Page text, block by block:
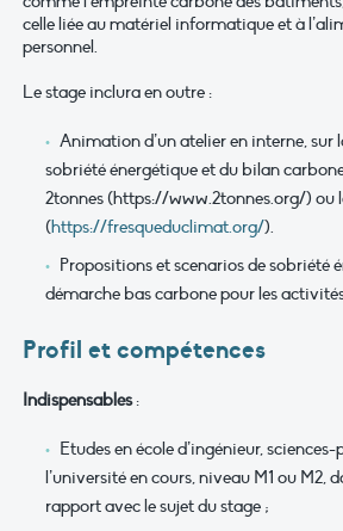
celle liée au matériel informatique et à
personnel.
Le stage inclura en outre :
Animation d’un atelier en interne, sur
sobriété énergétique et du bilan
2tonnes (https://www.2tonnes.org/) ou
(https://fresqueduclimat.org/).
Propositions et scenarios de sobriété
démarche bas carbone pour les
Profil et compétences
Indispensables:
Etudes en école d’ingénieur,
l’université en cours, niveau M1 ou M2,
rapport avec le sujet du stage ;